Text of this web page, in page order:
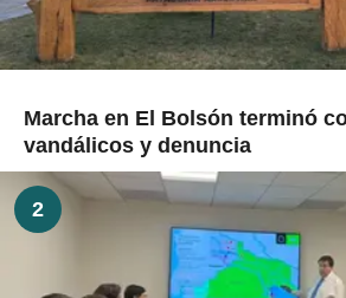
Marcha en El Bolsón terminó
vandálicos y denuncia
2